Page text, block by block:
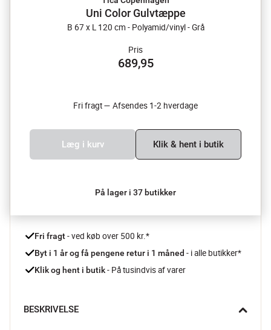
Uni Color Gulvtæppe
B 67 x L 120 cm - Polyamid/vinyl - Grå
Pris
689,95
Fri fragt — Afsendes 1-2 hverdage
Læg i kurv Klik & hent i butik
På lager i 37 butikker
Fri fragt - ved køb over 500 kr.*
Byt i 1 år og få pengene retur i 1 måned - i alle butikker*
Klik og hent i butik - På tusindvis af varer
BESKRIVELSE